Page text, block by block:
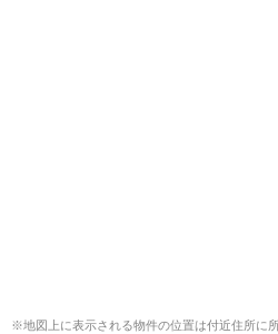
※地図上に表示される物件の位置は付近住所に